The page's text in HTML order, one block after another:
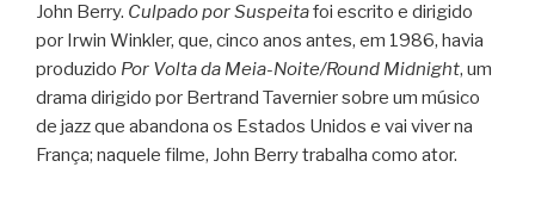
John Berry. Culpado por Suspeitafoi escrito e dirigido
por Irwin Winkler, que, cinco anos antes, em 1986, havia
produzido Por Volta da Meia-Noite/Round Midnight, um
drama dirigido por Bertrand Tavernier sobre um músico
de jazz que abandona os Estados Unidos e vai viver na
França; naquele filme, John Berry trabalha como ator.